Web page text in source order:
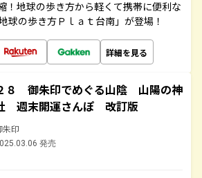
！地球の歩き方から軽くて携帯に便利な
球の歩き方Ｐｌａｔ台南」が登場！
詳細を見る
８ 御朱印でめぐる山陰 山陽の神
週末開運さんぽ 改訂版
朱印
発売